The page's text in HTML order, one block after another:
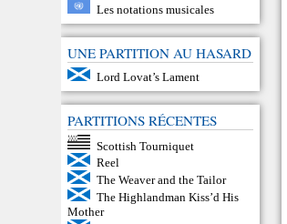
Les notations musicales
UNE PARTITION AU HASARD
Lord Lovat’s Lament
PARTITIONS RÉCENTES
Scottish Tourniquet
Reel
The Weaver and the Tailor
The Highlandman Kiss’d His
Mother